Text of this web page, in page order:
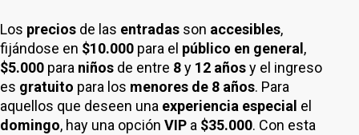
Los precios de las entradas son accesibles,
fijándose en $10.000 para el público en general ,
$5.000 para niños de entre 8y 12 añosy el ingreso
es gratuito para los menores de 8 años. Para
aquellos que deseen una experiencia especial el
domingo, hay una opción VIP a $35.000. Con esta